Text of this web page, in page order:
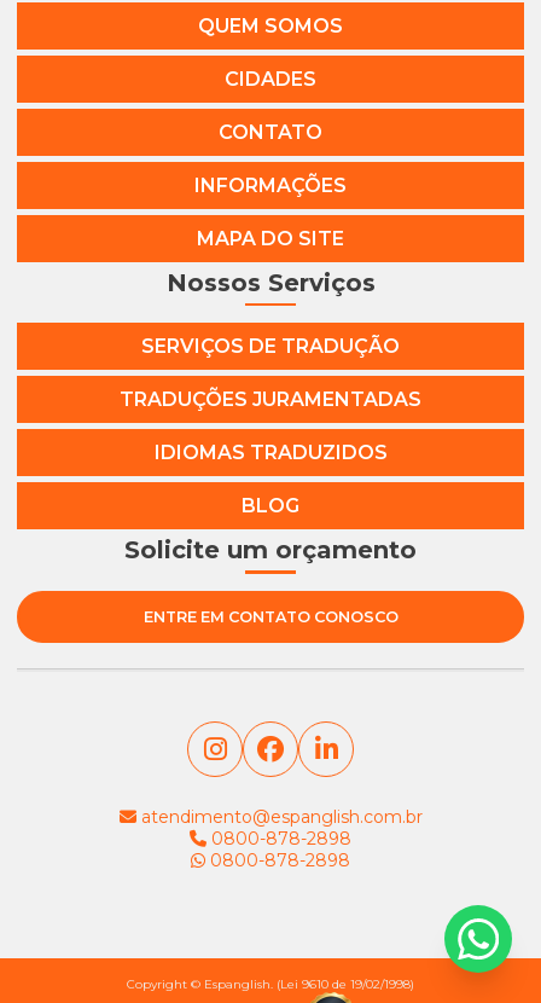
QUEM SOMOS
CIDADES
CONTATO
INFORMAÇÕES
MAPA DO SITE
Nossos Serviços
SERVIÇOS DE TRADUÇÃO
TRADUÇÕES JURAMENTADAS
IDIOMAS TRADUZIDOS
BLOG
Solicite um orçamento
ENTRE EM CONTATO CONOSCO
atendimento@espanglish.com.br
0800-878-2898
0800-878-2898
Copyright © Espanglish. (Lei 9610 de 19/02/1998)